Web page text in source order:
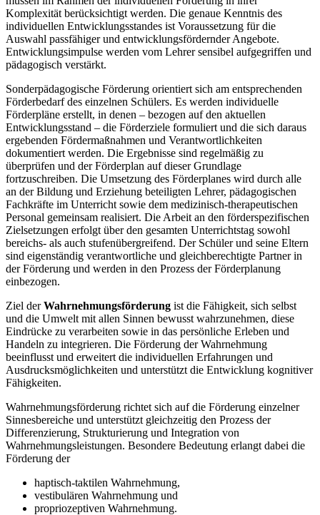
Komplexität berücksichtigt werden. Die genaue Kenntnis des
individuellen Entwicklungsstandes ist Voraussetzung für die
Auswahl passfähiger und entwicklungsfördernder Angebote.
Entwicklungsimpulse werden vom Lehrer sensibel aufgegriffen und
pädagogisch verstärkt.
Sonderpädagogische Förderung orientiert sich am entsprechenden
Förderbedarf des einzelnen Schülers. Es werden individuelle
Förderpläne erstellt, in denen – bezogen auf den aktuellen
Entwicklungsstand – die Förderziele formuliert und die sich daraus
ergebenden Fördermaßnahmen und Verantwortlichkeiten
dokumentiert werden. Die Ergebnisse sind regelmäßig zu
überprüfen und der Förderplan auf dieser Grundlage
fortzuschreiben. Die Umsetzung des Förderplanes wird durch alle
an der Bildung und Erziehung beteiligten Lehrer, pädagogischen
Fachkräfte im Unterricht sowie dem medizinisch-therapeutischen
Personal gemeinsam realisiert. Die Arbeit an den förderspezifischen
Zielsetzungen erfolgt über den gesamten Unterrichtstag sowohl
bereichs- als auch stufenübergreifend. Der Schüler und seine Eltern
sind eigenständig verantwortliche und gleichberechtigte Partner in
der Förderung und werden in den Prozess der Förderplanung
einbezogen.
Ziel derWahrnehmungsförderung ist die Fähigkeit, sich selbst
und die Umwelt mit allen Sinnen bewusst wahrzunehmen, diese
Eindrücke zu verarbeiten sowie in das persönliche Erleben und
Handeln zu integrieren. Die Förderung der Wahrnehmung
beeinflusst und erweitert die individuellen Erfahrungen und
Ausdrucksmöglichkeiten und unterstützt die Entwicklung kognitiver
Fähigkeiten.
Wahrnehmungsförderung richtet sich auf die Förderung einzelner
Sinnesbereiche und unterstützt gleichzeitig den Prozess der
Differenzierung, Strukturierung und Integration von
Wahrnehmungsleistungen. Besondere Bedeutung erlangt dabei die
Förderung der
haptisch-taktilen Wahrnehmung,
vestibulären Wahrnehmung und
propriozeptiven Wahrnehmung.